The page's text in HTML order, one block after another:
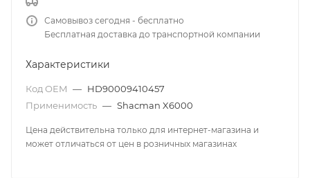
Самовывоз сегодня - бесплатно
Бесплатная доставка до транспортной компании
Характеристики
Код OEM — HD90009410457
Применимость — Shacman X6000
Цена действительна только для интернет-магазина и
может отличаться от цен в розничных магазинах